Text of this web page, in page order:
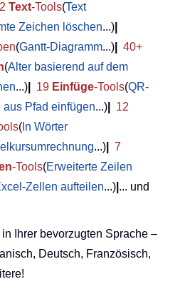
Text-Tools(Text
Zeichen löschen...)
(Gantt-Diagramm...)
40+
(Alter basierend auf dem
...) 19 Einfüge-Tools(QR-
aus Pfad einfügen...)
12
( In Wörter
...)
7
-Tools(Erweiterte Zeilen
Zellen aufteilen...) ... und
Ihrer bevorzugten Sprache –
Deutsch, Französisch,